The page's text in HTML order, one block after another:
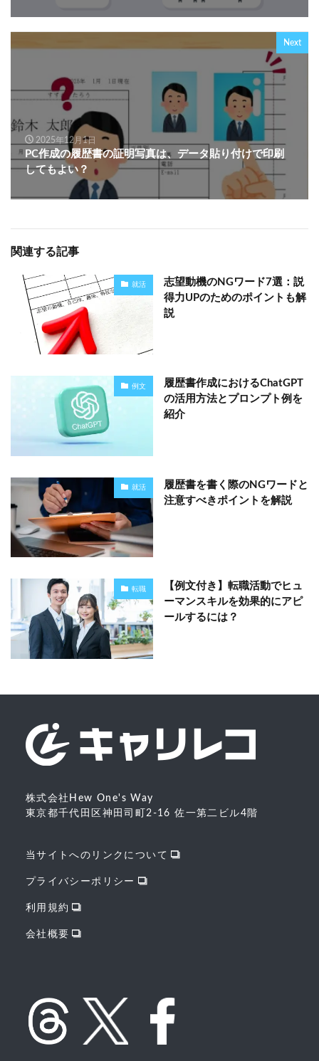
Next
2025年12月1日
PC作成の履歴書の証明写真は、データ貼り付けで印刷
してもよい？
関連する記事
就活
志望動機のNGワード7選：説
得力UPのためのポイントも解
説
例文
履歴書作成におけるChatGPT
の活用方法とプロンプト例を
紹介
就活
履歴書を書く際のNGワードと
注意すべきポイントを解説
転職
【例文付き】転職活動でヒュ
ーマンスキルを効果的にアピ
ールするには？
株式会社Hew One's Way
東京都千代田区神田司町2-16 佐一第二ビル4階
当サイトへのリンクについて
プライバシーポリシー
利用規約
会社概要